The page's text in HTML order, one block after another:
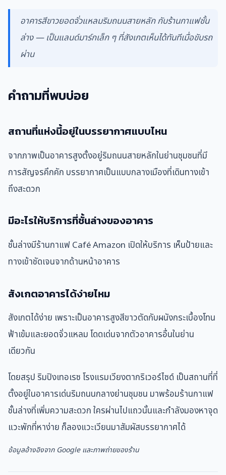
อาคารสีขาวยอดจั่วแหลมริมถนนสายหลัก กับร้านกาแฟชั้น
ล่าง — เป็นแลนด์มาร์กเล็ก ๆ ที่สังเกตเห็นได้ทันทีเมื่อขับรถ
ผ่าน
คำถามที่พบบ่อย
สถานที่แห่งนี้อยู่ในบรรยากาศแบบไหน
จากภาพเป็นอาคารสูงตั้งอยู่ริมถนนสายหลักในย่านชุมชนที่มี
การสัญจรคึกคัก บรรยากาศเป็นแบบกลางเมืองที่เดินทางเข้า
ถึงสะดวก
มีอะไรให้บริการที่ชั้นล่างของอาคาร
ชั้นล่างมีร้านกาแฟ Café Amazon เปิดให้บริการ เห็นป้ายและ
ทางเข้าชัดเจนจากด้านหน้าอาคาร
สังเกตอาคารได้ง่ายไหม
สังเกตได้ง่าย เพราะเป็นอาคารสูงสีขาวตัดกับผนังกระเบื้องโทน
ฟ้าเข้มและยอดจั่วแหลม โดดเด่นจากตัวอาคารอื่นในย่าน
เดียวกัน
โดยสรุป ริมปิงเทอเรซ โรงแรมเวียงตากริเวอร์ไซด์ เป็นสถานที่ที่
ตั้งอยู่ในอาคารเด่นริมถนนกลางย่านชุมชน มาพร้อมร้านกาแฟ
ชั้นล่างที่เพิ่มความสะดวก ใครผ่านไปแถวนั้นและกำลังมองหาจุด
แวะพักที่หาง่าย ก็ลองแวะเวียนมาสัมผัสบรรยากาศได้
ข้อมูลอ้างอิงจาก Google และภาพถ่ายของร้าน